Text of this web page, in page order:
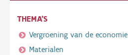
THEMA'S
Vergroening van de economie
Materialen